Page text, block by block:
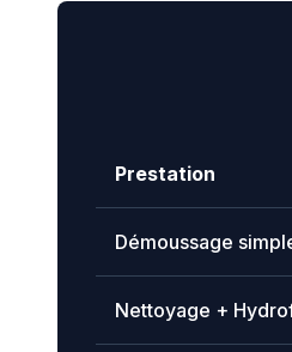
Prestation
Démoussage
Nettoyage +